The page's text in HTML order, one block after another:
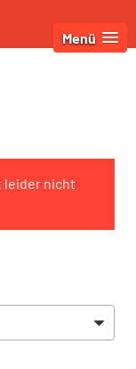
Menü
leider nicht